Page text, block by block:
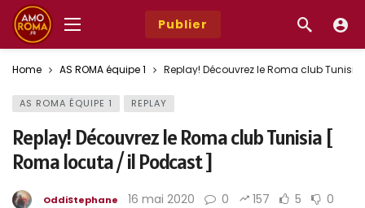
Publier
Home AS ROMA équipe 1 Replay! Découvrez le Roma club
AS ROMA ÉQUIPE 1 REPLAY
Replay! Découvrez le Roma club Tunisia [
Roma locuta / il Podcast ]
OddiStephane 16 mai 2020 0 157 5 0